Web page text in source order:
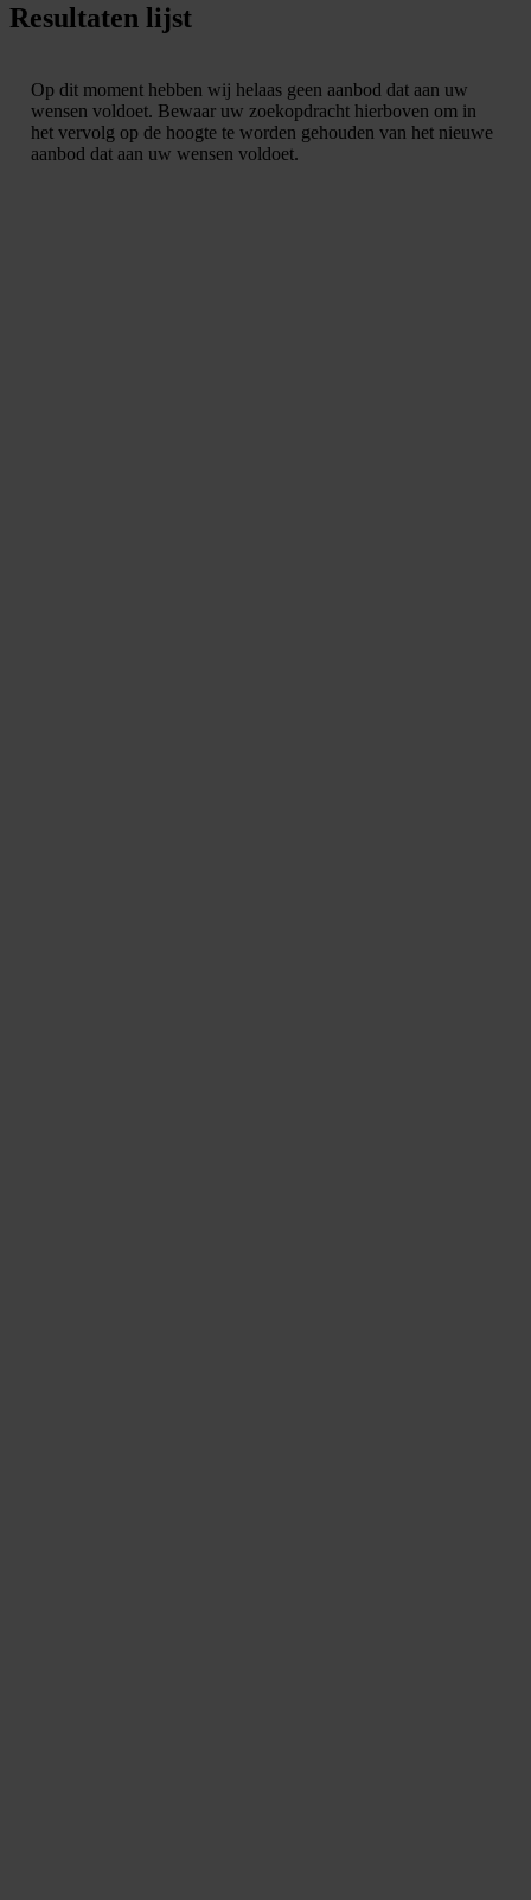
Resultaten lijst
Op dit moment hebben wij helaas geen aanbod dat aan uw
wensen voldoet. Bewaar uw zoekopdracht hierboven om in
het vervolg op de hoogte te worden gehouden van het nieuwe
aanbod dat aan uw wensen voldoet.